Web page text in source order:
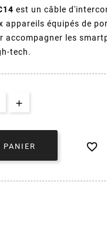
est un câble
appareils équipés de
accompagner les
tech.
PANIER 